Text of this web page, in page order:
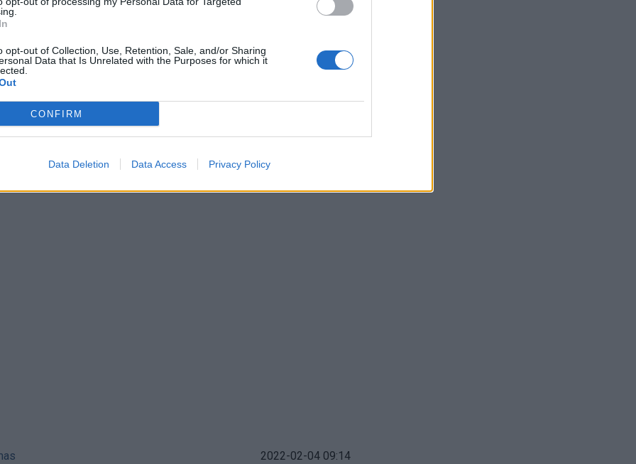
opt-out of Collection, Use, Retention, Sale, and/or Sharing
Data that Is Unrelated with the Purposes for which it
CONFIRM
Data Deletion Data Access Privacy Policy
2022-02-04 09:14